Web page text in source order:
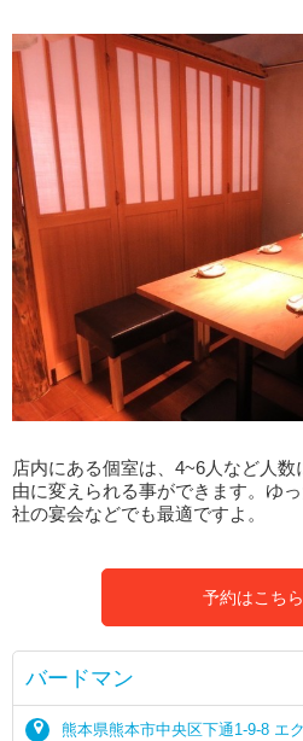
店内にある個室は、4~6人など人
由に変えられる事ができます。ゆ
社の宴会などでも最適ですよ。
予約はこち
バードマン
熊本県熊本市中央区下通1-9-8 エ